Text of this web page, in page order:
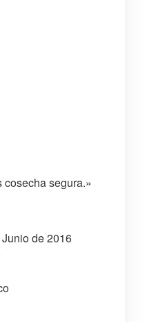
cosecha segura.»
de 2016